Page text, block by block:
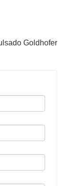
Goldhofer